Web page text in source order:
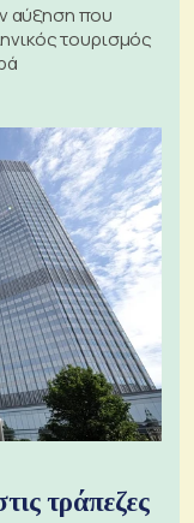
αύξηση που
τουρισμός
τράπεζες